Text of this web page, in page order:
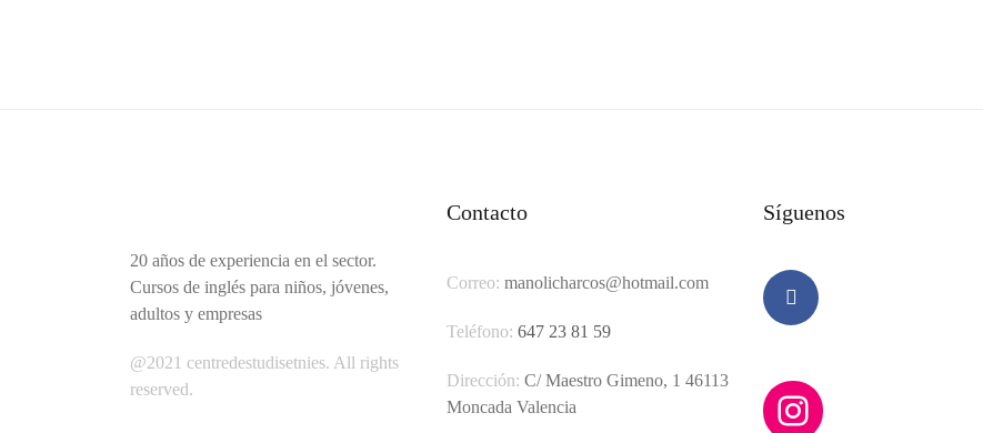
20 años de experiencia en el sector.
Cursos de inglés para niños, jóvenes,
adultos y empresas
@2021 centredestudisetnies. All rights
reserved.
Contacto
Correo: manolicharcos@hotmail.com
Teléfono: 647 23 81 59
Dirección: C/ Maestro Gimeno, 1 46113
Moncada Valencia
Síguenos
Instagram